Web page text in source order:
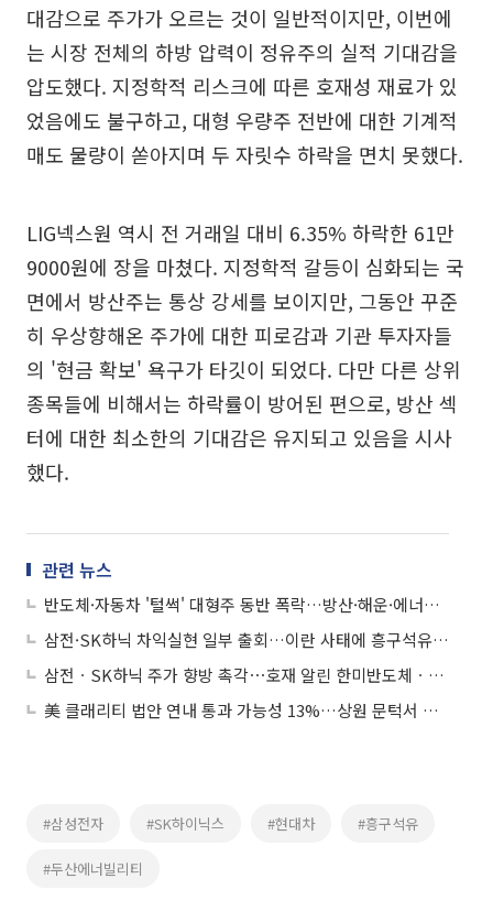
대감으로 주가가 오르는 것이 일반적이지만, 이번에
는 시장 전체의 하방 압력이 정유주의 실적 기대감을
압도했다. 지정학적 리스크에 따른 호재성 재료가 있
었음에도 불구하고, 대형 우량주 전반에 대한 기계적
매도 물량이 쏟아지며 두 자릿수 하락을 면치 못했다.
LIG넥스원 역시 전 거래일 대비 6.35% 하락한 61만
9000원에 장을 마쳤다. 지정학적 갈등이 심화되는 국
면에서 방산주는 통상 강세를 보이지만, 그동안 꾸준
히 우상향해온 주가에 대한 피로감과 기관 투자자들
의 '현금 확보' 욕구가 타깃이 되었다. 다만 다른 상위
종목들에 비해서는 하락률이 방어된 편으로, 방산 섹
터에 대한 최소한의 기대감은 유지되고 있음을 시사
했다.
관련 뉴스
반도체·자동차 '털썩' 대형주 동반 폭락…방산·해운·에너지 '나홀로 질주'
삼전·SK하닉 차익실현 일부 출회…이란 사태에 흥구석유 관심↑
삼전ㆍSK하닉 주가 향방 촉각⋯호재 알린 한미반도체ㆍ삼천당제약 관심↑
美 클래리티 법안 연내 통과 가능성 13%…상원 문턱서 제동
#삼성전자 #SK하이닉스 #현대차 #흥구석유
#두산에너빌리티